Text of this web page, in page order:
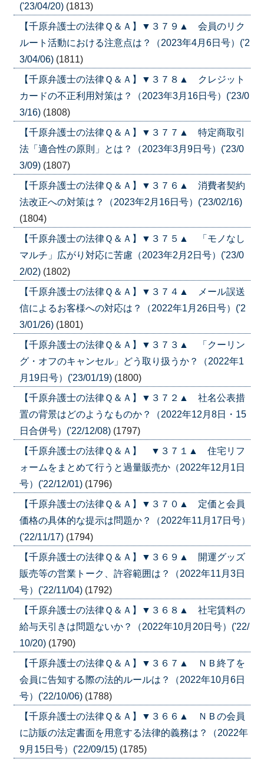
('23/04/20) (1813)
【千原弁護士の法律Ｑ＆Ａ】▼３７９▲ 会員のリク
ルート活動における注意点は？（2023年4月6日号）('2
3/04/06) (1811)
【千原弁護士の法律Ｑ＆Ａ】▼３７８▲ クレジット
カードの不正利用対策は？（2023年3月16日号）('23/0
3/16) (1808)
【千原弁護士の法律Ｑ＆Ａ】▼３７７▲ 特定商取引
法「適合性の原則」とは？（2023年3月9日号）('23/0
3/09) (1807)
【千原弁護士の法律Ｑ＆Ａ】▼３７６▲ 消費者契約
法改正への対策は？（2023年2月16日号）('23/02/16)
(1804)
【千原弁護士の法律Ｑ＆Ａ】▼３７５▲ 「モノなし
マルチ」広がり対応に苦慮（2023年2月2日号）('23/0
2/02) (1802)
【千原弁護士の法律Ｑ＆Ａ】▼３７４▲ メール誤送
信によるお客様への対応は？（2022年1月26日号）('2
3/01/26) (1801)
【千原弁護士の法律Ｑ＆Ａ】▼３７３▲ 「クーリン
グ・オフのキャンセル」どう取り扱うか？（2022年1
月19日号）('23/01/19) (1800)
【千原弁護士の法律Ｑ＆Ａ】▼３７２▲ 社名公表措
置の背景はどのようなものか？（2022年12月8日・15
日合併号）('22/12/08) (1797)
【千原弁護士の法律Ｑ＆Ａ】 ▼３７１▲ 住宅リフ
ォームをまとめて行うと過量販売か（2022年12月1日
号）('22/12/01) (1796)
【千原弁護士の法律Ｑ＆Ａ】▼３７０▲ 定価と会員
価格の具体的な提示は問題か？（2022年11月17日号）
('22/11/17) (1794)
【千原弁護士の法律Ｑ＆Ａ】▼３６９▲ 開運グッズ
販売等の営業トーク、許容範囲は？（2022年11月3日
号）('22/11/04) (1792)
【千原弁護士の法律Ｑ＆Ａ】▼３６８▲ 社宅賃料の
給与天引きは問題ないか？（2022年10月20日号）('22/
10/20) (1790)
【千原弁護士の法律Ｑ＆Ａ】▼３６７▲ ＮＢ終了を
会員に告知する際の法的ルールは？（2022年10月6日
号）('22/10/06) (1788)
【千原弁護士の法律Ｑ＆Ａ】▼３６６▲ ＮＢの会員
に訪販の法定書面を用意する法律的義務は？（2022年
9月15日号）('22/09/15) (1785)